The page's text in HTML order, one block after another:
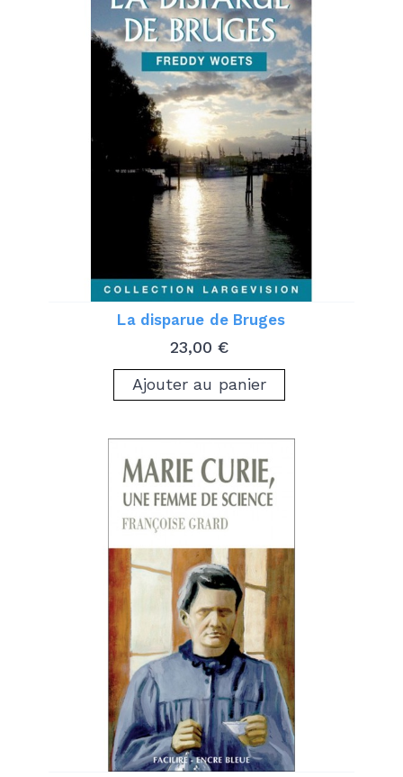
La disparue de Bruges
Prix
23,00 €
Ajouter au panier